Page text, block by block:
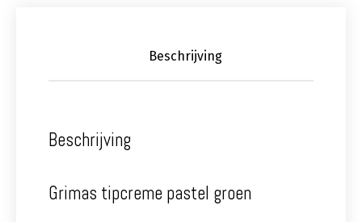
Beschrijving
Beschrijving
Grimas tipcreme pastel groen